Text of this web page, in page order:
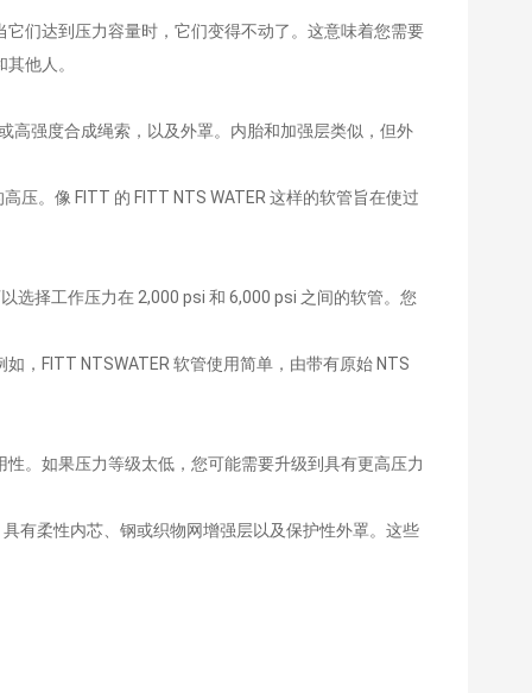
们达到压力容量时，它们变得不动了。这意味着您需要
他人。
高强度合成绳索，以及外罩。内胎和加强层类似，但外
压。像 FITT 的 FITT NTS WATER 这样的软管旨在使过
选择工作压力在 2,000 psi 和 6,000 psi 之间的软管。您
，FITT NTSWATER 软管使用简单，由带有原始 NTS
。如果压力等级太低，您可能需要升级到具有更高压力
有柔性内芯、钢或织物网增强层以及保护性外罩。这些